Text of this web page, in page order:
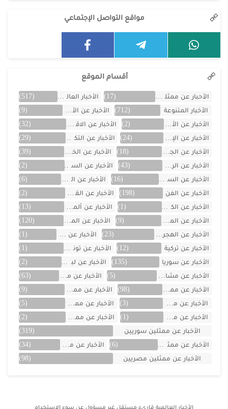
مواقع التواصل الإجتماعي
أقسام الموقع
الأحبار عن ممثلين الخليج (17) الأخبار العالمية
(517)
الأخبار المتنوعة
(712) الأخبار عن الأردن
(9)
الأخبار عن الأفلام
(2) الأخبار عن الاقتصاد
(32)
الأخبار عن الإمارات
(24) الأخبار عن التكنولوجيا
(29)
الأخبار عن الجزائر
(18) الأخبار عن الخليج
(39)
الأخبار عن الرياضة
(43) الأخبار عن السعودية
(2)
الأخبار عن السيارات
(16) الأخبار عن العراق
(6)
الأخبار عن الفن
(198) الأخبار عن القصص
(2)
الأخبار عن الكويت
(1) الأخبار عن ألمانيا
(13)
الأخبار عن المسلسلات
(9) الأخبار عن المشاهير
(120)
الأخبار عن الهجرة والسفر
(23) الأخبار عن اليمن
(1)
الأخبار عن تركية
(12) الأخبار عن تونس
(1)
الأخبار عن سوريا
(135) الأخبار عن لبنان
(2)
الأخبار عن مشاهر الهند
(5) الأخبار عن مصر
(63)
الأخبار عن ممثلين اتراك
(98) الأخبار عن ممثلين الأجانب
(9)
الأخبار عن ممثلين الأردن
(3) الأخبار عن ممثلين المغرب
(5)
الأخبار عن ممثلين تونس
(1) الأخبار عن ممثلين جزائريين
(2)
الأخبار عن ممثلين سوريين
(319)
الأخبار عن ممثلين فلسطينين
(6) الأخبار عن ممثلين لبنان
(34)
الأخبار عن ممثلين مصريين
(98)
الأخبار العالمية قاريء مستقل غير مسؤول عن سوء الاستخدام